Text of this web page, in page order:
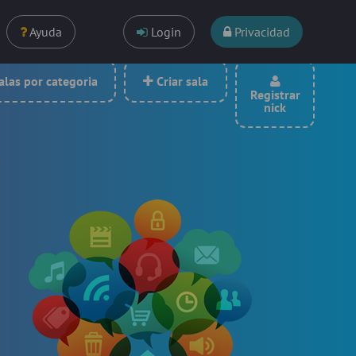
Ayuda Login Privacidad
por categoria
Criar sala
Registrar
nick